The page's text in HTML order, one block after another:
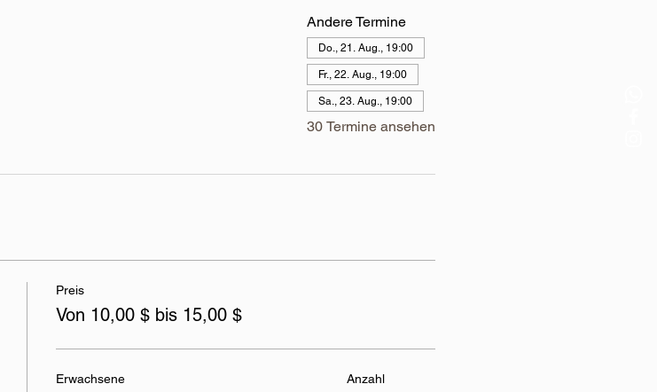
Andere Termine
Do., 21. Aug., 19:00
Fr., 22. Aug., 19:00
Sa., 23. Aug., 19:00
30 Termine ansehen
Preis
Von 10,00 $ bis 15,00 $
Erwachsene Anzahl